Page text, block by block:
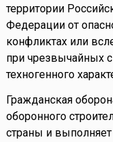
территории
Федерации от
конфликтах или
при чрезвычайных
техногенного
Гражданская
оборонного
страны и